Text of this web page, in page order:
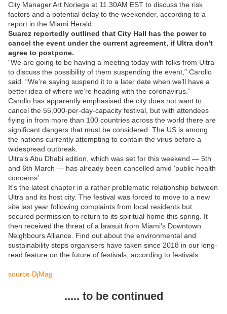
City Manager Art Noriega at 11.30AM EST to discuss the risk
factors and a potential delay to the weekender, according to a
report in the Miami Herald.
Suarez reportedly outlined that City Hall has the power to
cancel the event under the current agreement, if Ultra don't
agree to postpone.
“We are going to be having a meeting today with folks from Ultra
to discuss the possibility of them suspending the event,” Carollo
said. “We’re saying suspend it to a later date when we’ll have a
better idea of where we’re heading with the coronavirus.”
Carollo has apparently emphasised the city does not want to
cancel the 55,000-per-day-capacity festival, but with attendees
flying in from more than 100 countries across the world there are
significant dangers that must be considered. The US is among
the nations currently attempting to contain the virus before a
widespread outbreak.
Ultra's Abu Dhabi edition, which was set for this weekend — 5th
and 6th March — has already been cancelled amid 'public health
concerns'.
It's the latest chapter in a rather problematic relationship between
Ultra and its host city. The festival was forced to move to a new
site last year following complaints from local residents but
secured permission to return to its spiritual home this spring. It
then received the threat of a lawsuit from Miami's Downtown
Neighbours Alliance. Find out about the environmental and
sustainability steps organisers have taken since 2018 in our long-
read feature on the future of festivals, according to festivals.
source DjMag
..... to be continued